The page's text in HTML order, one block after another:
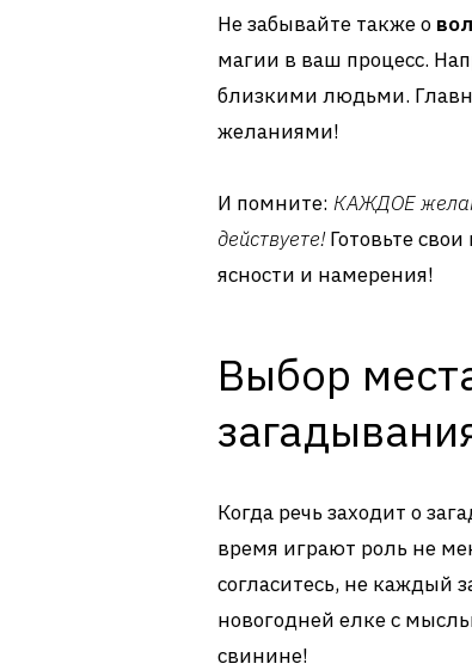
Не забывайте также о
магии в ваш процесс.
близкими людьми.
желаниями!
И помните: КАЖДОЕ
действуете!Готовьте
ясности и намерения!
Выбор
Когда речь заходит о
время играют роль не
согласитесь, не каждый
новогодней елке с
свинине!